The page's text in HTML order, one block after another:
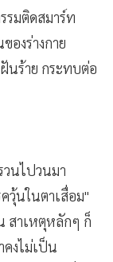
รมติดสมาร์ท
องร่างกาย
นร้าย กระทบต่อ
วนไปวนมา
วุ้นในตาเสื่อม"
สาเหตุหลักๆ ก็
งไม่เป็น